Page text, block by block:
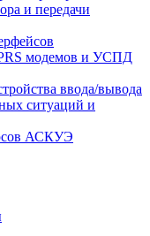
и передачи
модемов и УСПД
ввода/вывода
ситуаций и
АСКУЭ